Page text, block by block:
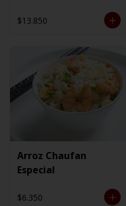
$13.850
Arroz Chaufan
Especial
$6.350